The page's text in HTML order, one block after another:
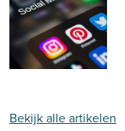
Bekijk alle artikelen